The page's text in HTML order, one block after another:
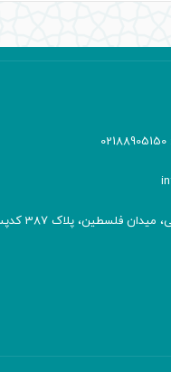
پلاک 387 کدپستی: ۱۴۱۶۷۱۳۸۱۱